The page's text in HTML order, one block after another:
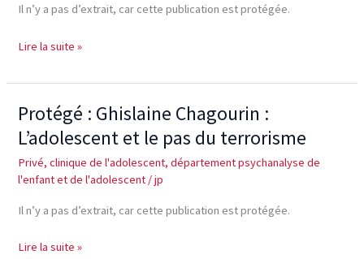
Il n’y a pas d’extrait, car cette publication est protégée.
du
de
l’Oedipe
fonction
nom
père
Lire la suite »
Protégé : Ghislaine Chagourin :
L’adolescent et le pas du terrorisme
Privé,clinique de l'adolescent,département psychanalyse de
l'enfant et de l'adolescent /jp
Il n’y a pas d’extrait, car cette publication est protégée.
Protégé :
Ghislaine
Chagourin
:
L’adolescent
et
pas
Lire la suite »